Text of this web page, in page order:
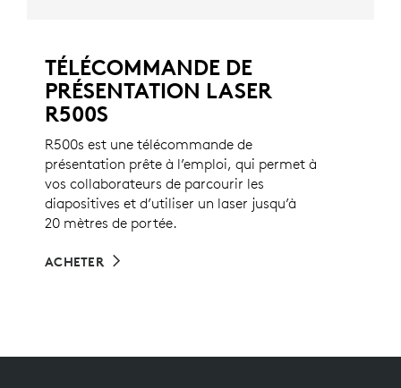
TÉLÉCOMMANDE DE
PRÉSENTATION LASER
R500S
R500s est une télécommande de
présentation prête à l’emploi, qui permet à
vos collaborateurs de parcourir les
diapositives et d’utiliser un laser jusqu’à
20 mètres de portée.
ACHETER